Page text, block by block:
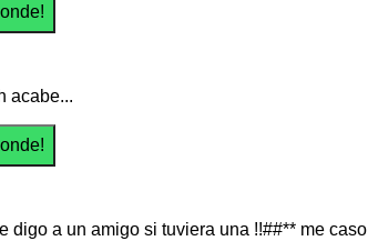
acabe...
digo a un amigo si tuviera una !!##** me caso